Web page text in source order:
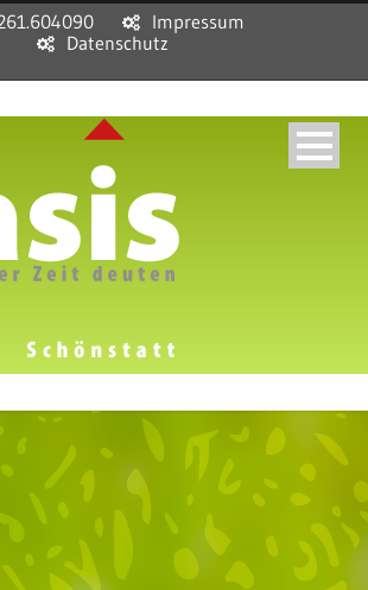
Impressum
Datenschutz